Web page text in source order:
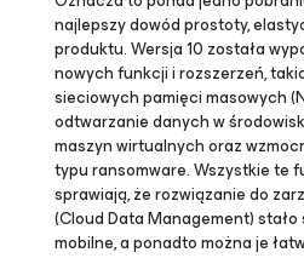
najlepszy dowód prostoty,
produktu. Wersja 10 została
nowych funkcji i rozszerzeń,
sieciowych pamięci masowych
odtwarzanie danych w
maszyn wirtualnych oraz
typu ransomware. Wszystkie te
sprawiają, że rozwiązanie do
(Cloud Data Management)
mobilne, a ponadto można je